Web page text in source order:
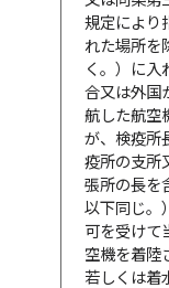
規定により
れた場所を
く。）に入
合又は外国
航した航空
が、検疫所
疫所の支所
張所の長を
以下同じ。
可を受けて
空機を着陸
若しくは着